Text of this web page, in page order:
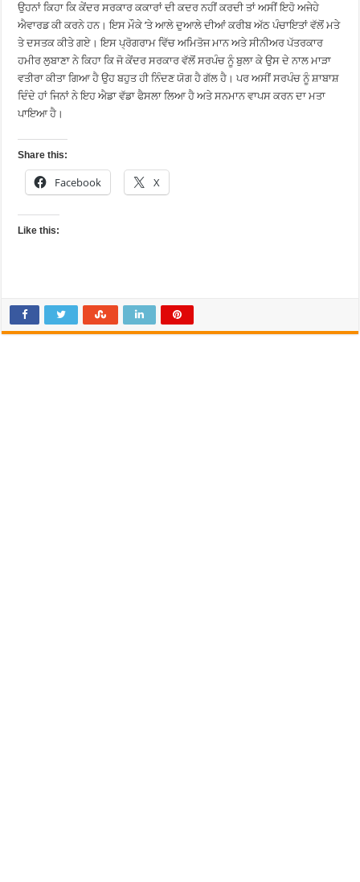
ਉਹਨਾਂ ਕਿਹਾ ਕਿ ਕੇਂਦਰ ਸਰਕਾਰ ਕਕਾਰਾਂ ਦੀ ਕਦਰ ਨਹੀਂ ਕਰਦੀ ਤਾਂ ਅਸੀਂ ਇਹੋ ਅਜੇਹੇ
ਐਵਾਰਡ ਕੀ ਕਰਨੇ ਹਨ। ਇਸ ਮੌਕੇ ’ਤੇ ਆਲੇ ਦੁਆਲੇ ਦੀਆਂ ਕਰੀਬ ਅੱਠ ਪੰਚਾਇਤਾਂ ਵੱਲੋਂ ਮਤੇ
ਤੇ ਦਸਤਕ ਕੀਤੇ ਗਏ। ਇਸ ਪ੍ਰੋਗਰਾਮ ਵਿੱਚ ਅਮਿਤੋਜ ਮਾਨ ਅਤੇ ਸੀਨੀਅਰ ਪੱਤਰਕਾਰ
ਹਮੀਰ ਲੁਬਾਣਾ ਨੇ ਕਿਹਾ ਕਿ ਜੋ ਕੇਂਦਰ ਸਰਕਾਰ ਵੱਲੋਂ ਸਰਪੰਚ ਨੂੰ ਬੁਲਾ ਕੇ ਉਸ ਦੇ ਨਾਲ ਮਾੜਾ
ਵਤੀਰਾ ਕੀਤਾ ਗਿਆ ਹੈ ਉਹ ਬਹੁਤ ਹੀ ਨਿੰਦਣ ਯੋਗ ਹੈ ਗੱਲ ਹੈ। ਪਰ ਅਸੀਂ ਸਰਪੰਚ ਨੂੰ ਸ਼ਾਬਾਸ਼
ਦਿੰਦੇ ਹਾਂ ਜਿਨਾਂ ਨੇ ਇਹ ਐਡਾ ਵੱਡਾ ਫੈਸਲਾ ਲਿਆ ਹੈ ਅਤੇ ਸਨਮਾਨ ਵਾਪਸ ਕਰਨ ਦਾ ਮਤਾ
ਪਾਇਆ ਹੈ।
Share this:
Facebook X
Like this: